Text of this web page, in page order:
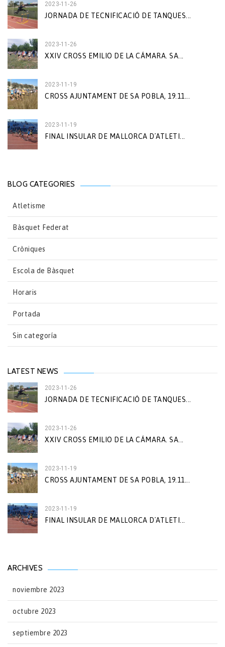
2023-11-26
JORNADA DE TECNIFICACIÓ DE TANQUES...
2023-11-26
XXIV CROSS EMILIO DE LA CÁMARA. SA...
2023-11-19
CROSS AJUNTAMENT DE SA POBLA, 19.11...
2023-11-19
FINAL INSULAR DE MALLORCA D´ATLETI...
BLOG CATEGORIES
Atletisme
Bàsquet Federat
Cròniques
Escola de Bàsquet
Horaris
Portada
Sin categoría
LATEST NEWS
2023-11-26
JORNADA DE TECNIFICACIÓ DE TANQUES...
2023-11-26
XXIV CROSS EMILIO DE LA CÁMARA. SA...
2023-11-19
CROSS AJUNTAMENT DE SA POBLA, 19.11...
2023-11-19
FINAL INSULAR DE MALLORCA D´ATLETI...
ARCHIVES
noviembre 2023
octubre 2023
septiembre 2023